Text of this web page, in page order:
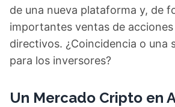
de una nueva plataforma y, de
importantes ventas de
directivos. ¿Coincidencia o una
para los inversores?
Un Mercado Cripto en